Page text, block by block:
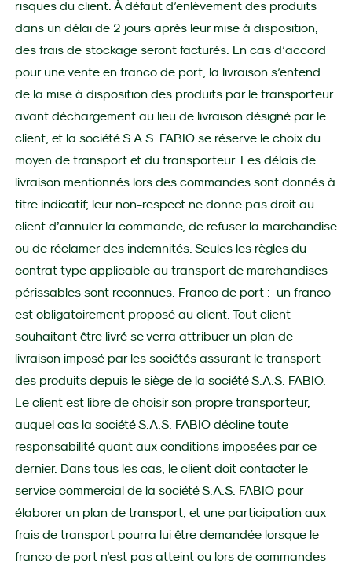
risques du client. À défaut d’enlèvement des produits
dans un délai de 2 jours après leur mise à disposition,
des frais de stockage seront facturés. En cas d’accord
pour une vente en franco de port, la livraison s’entend
de la mise à disposition des produits par le transporteur
avant déchargement au lieu de livraison désigné par le
client, et la société S.A.S. FABIO se réserve le choix du
moyen de transport et du transporteur. Les délais de
livraison mentionnés lors des commandes sont donnés à
titre indicatif; leur non-respect ne donne pas droit au
client d’annuler la commande, de refuser la marchandise
ou de réclamer des indemnités. Seules les règles du
contrat type applicable au transport de marchandises
périssables sont reconnues. Franco de port : un franco
est obligatoirement proposé au client. Tout client
souhaitant être livré se verra attribuer un plan de
livraison imposé par les sociétés assurant le transport
des produits depuis le siège de la société S.A.S. FABIO.
Le client est libre de choisir son propre transporteur,
auquel cas la société S.A.S. FABIO décline toute
responsabilité quant aux conditions imposées par ce
dernier. Dans tous les cas, le client doit contacter le
service commercial de la société S.A.S. FABIO pour
élaborer un plan de transport, et une participation aux
frais de transport pourra lui être demandée lorsque le
franco de port n’est pas atteint ou lors de commandes